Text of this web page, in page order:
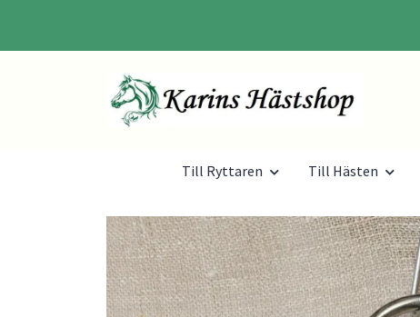
Till Ryttaren Till Hästen